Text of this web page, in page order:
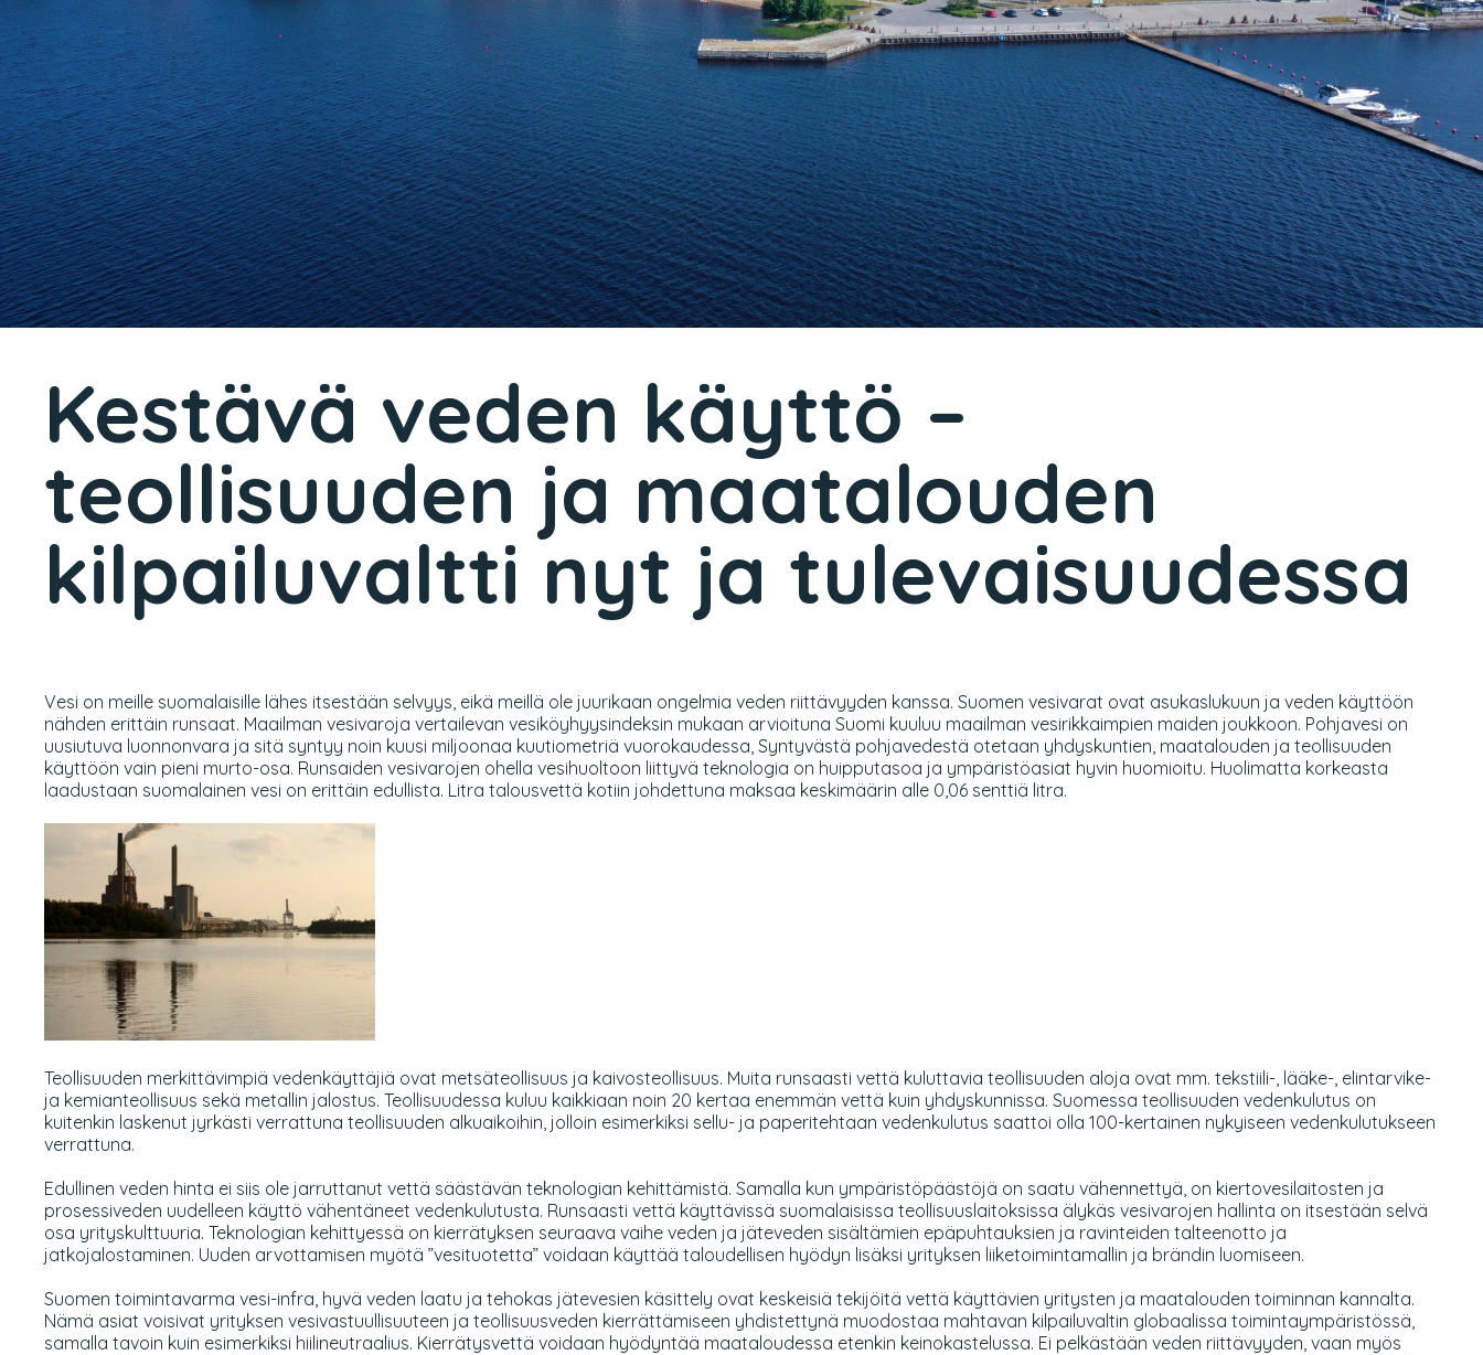
Kestävä veden käyttö –
teollisuuden ja maatalouden
kilpailuvaltti nyt ja tulevaisuudessa
Vesi on meille suomalaisille lähes itsestään selvyys, eikä meillä ole juurikaan ongelmia veden riittävyyden kanssa. Suomen vesivarat ovat asukaslukuun ja veden käyttöön
nähden erittäin runsaat. Maailman vesivaroja vertailevan vesiköyhyysindeksin mukaan arvioituna Suomi kuuluu maailman vesirikkaimpien maiden joukkoon. Pohjavesi on
uusiutuva luonnonvara ja sitä syntyy noin kuusi miljoonaa kuutiometriä vuorokaudessa, Syntyvästä pohjavedestä otetaan yhdyskuntien, maatalouden ja teollisuuden
käyttöön vain pieni murto-osa. Runsaiden vesivarojen ohella vesihuoltoon liittyvä teknologia on huipputasoa ja ympäristöasiat hyvin huomioitu. Huolimatta korkeasta
laadustaan suomalainen vesi on erittäin edullista. Litra talousvettä kotiin johdettuna maksaa keskimäärin alle 0,06 senttiä litra.
Teollisuuden merkittävimpiä vedenkäyttäjiä ovat metsäteollisuus ja kaivosteollisuus. Muita runsaasti vettä kuluttavia teollisuuden aloja ovat mm. tekstiili-, lääke-, elintarvike-
ja kemianteollisuus sekä metallin jalostus. Teollisuudessa kuluu kaikkiaan noin 20 kertaa enemmän vettä kuin yhdyskunnissa. Suomessa teollisuuden vedenkulutus on
kuitenkin laskenut jyrkästi verrattuna teollisuuden alkuaikoihin, jolloin esimerkiksi sellu- ja paperitehtaan vedenkulutus saattoi olla 100-kertainen nykyiseen vedenkulutukseen
verrattuna.
Edullinen veden hinta ei siis ole jarruttanut vettä säästävän teknologian kehittämistä. Samalla kun ympäristöpäästöjä on saatu vähennettyä, on kiertovesilaitosten ja
prosessiveden uudelleen käyttö vähentäneet vedenkulutusta. Runsaasti vettä käyttävissä suomalaisissa teollisuuslaitoksissa älykäs vesivarojen hallinta on itsestään selvä
osa yrityskulttuuria. Teknologian kehittyessä on kierrätyksen seuraava vaihe veden ja jäteveden sisältämien epäpuhtauksien ja ravinteiden talteenotto ja
jatkojalostaminen. Uuden arvottamisen myötä ”vesituotetta” voidaan käyttää taloudellisen hyödyn lisäksi yrityksen liiketoimintamallin ja brändin luomiseen.
Suomen toimintavarma vesi-infra, hyvä veden laatu ja tehokas jätevesien käsittely ovat keskeisiä tekijöitä vettä käyttävien yritysten ja maatalouden toiminnan kannalta.
Nämä asiat voisivat yrityksen vesivastuullisuuteen ja teollisuusveden kierrättämiseen yhdistettynä muodostaa mahtavan kilpailuvaltin globaalissa toimintaympäristössä,
samalla tavoin kuin esimerkiksi hiilineutraalius. Kierrätysvettä voidaan hyödyntää maataloudessa etenkin keinokastelussa. Ei pelkästään veden riittävyyden, vaan myös